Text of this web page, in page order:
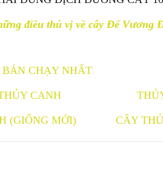
điều thú vị về cây Đế Vương
CHẠY NHẤT
CANH
(GIỐNG MỚI) CÂY